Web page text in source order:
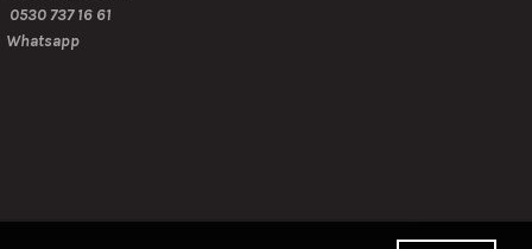
0530 737 16 61
Whatsapp